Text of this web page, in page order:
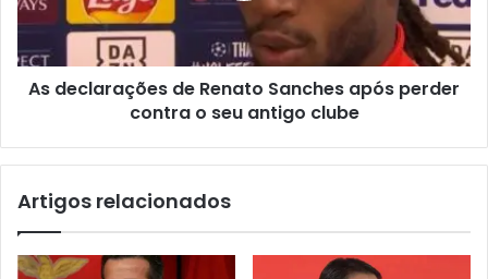
As declarações de Renato Sanches após perder
contra o seu antigo clube
Artigos relacionados